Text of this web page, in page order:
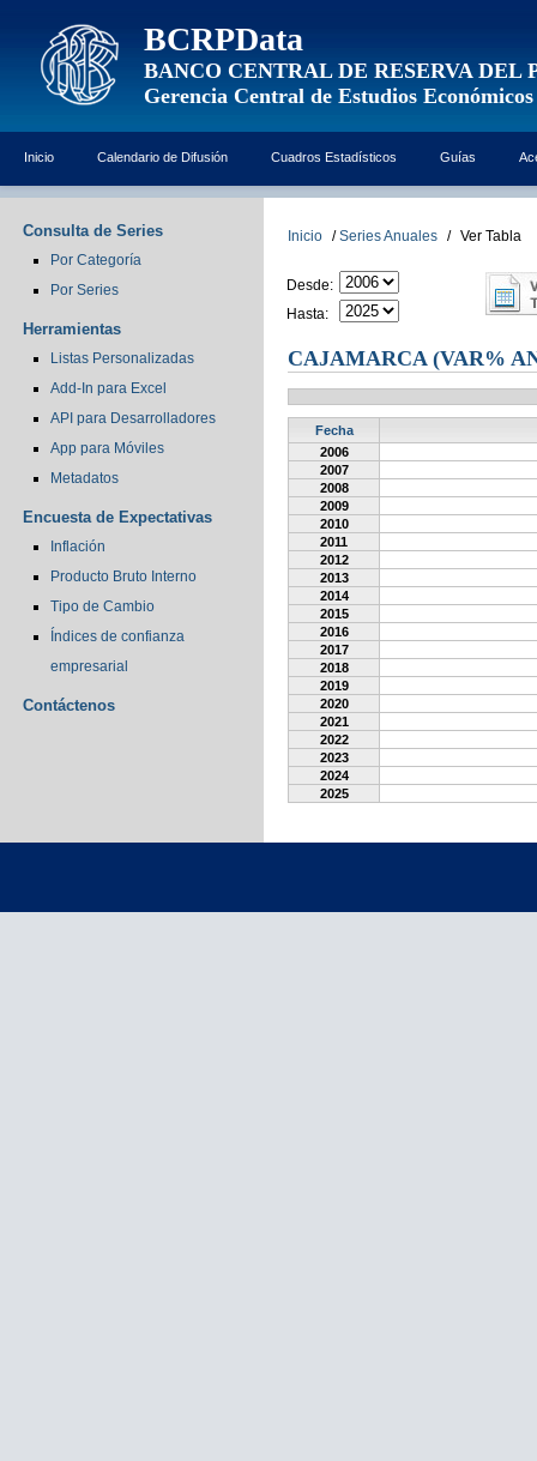
BCRPData
BANCO CENTRAL DE RESERVA DEL
Gerencia Central de Estudios Económicos
Inicio Calendario de Difusión Cuadros Estadísticos Guías
Consulta de Series
Por Categoría
Por Series
Herramientas
Listas Personalizadas
Add-In para Excel
API para Desarrolladores
App para Móviles
Metadatos
Encuesta de Expectativas
Inflación
Producto Bruto Interno
Tipo de Cambio
Índices de confianza
empresarial
Contáctenos
Inicio / Series Anuales / Ver Tabla
Desde:
Hasta:
CAJAMARCA (VAR%
Fecha
2006
2007
2008
2009
2010
2011
2012
2013
2014
2015
2016
2017
2018
2019
2020
2021
2022
2023
2024
2025